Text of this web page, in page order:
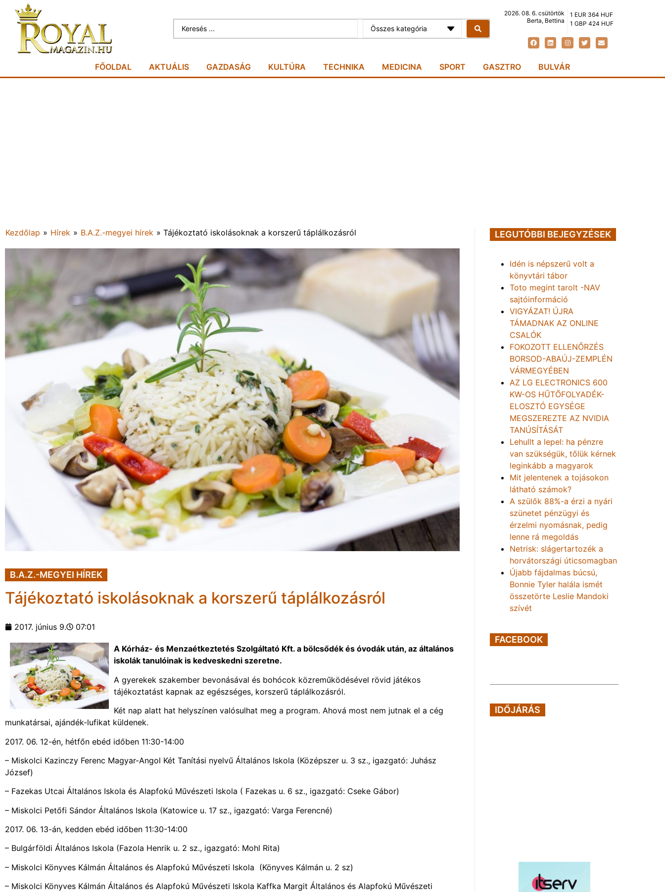
Összes kategória
2026. 08. 6. csütörtök
Berta, Bettina
1 EUR 364 HUF
1 GBP 424 HUF
FŐOLDAL AKTUÁLIS GAZDASÁG KULTÚRA TECHNIKA MEDICINA SPORT GASZTRO BULVÁR
Kezdőlap » Hírek » B.A.Z.-megyei hírek » Tájékoztató iskolásoknak a korszerű táplálkozásról
B.A.Z.-MEGYEI HÍREK
Tájékoztató iskolásoknak a korszerű táplálkozásról
2017. június 9. 07:01
A Kórház- és Menzaétkeztetés Szolgáltató Kft. a bölcsődék és óvodák után, az általános
iskolák tanulóinak is kedveskedni szeretne.
A gyerekek szakember bevonásával és bohócok közreműködésével rövid játékos
tájékoztatást kapnak az egészséges, korszerű táplálkozásról.
Két nap alatt hat helyszínen valósulhat meg a program. Ahová most nem jutnak el a cég
munkatársai, ajándék-lufikat küldenek.
2017. 06. 12-én, hétfőn ebéd időben 11:30-14:00
– Miskolci Kazinczy Ferenc Magyar-Angol Két Tanítási nyelvű Általános Iskola (Középszer u. 3 sz., igazgató: Juhász
József)
– Fazekas Utcai Általános Iskola és Alapfokú Művészeti Iskola ( Fazekas u. 6 sz., igazgató: Cseke Gábor)
– Miskolci Petőfi Sándor Általános Iskola (Katowice u. 17 sz., igazgató: Varga Ferencné)
2017. 06. 13-án, kedden ebéd időben 11:30-14:00
– Bulgárföldi Általános Iskola (Fazola Henrik u. 2 sz., igazgató: Mohl Rita)
– Miskolci Könyves Kálmán Általános és Alapfokú Művészeti Iskola (Könyves Kálmán u. 2 sz)
– Miskolci Könyves Kálmán Általános és Alapfokú Művészeti Iskola Kaffka Margit Általános és Alapfokú Művészeti
LEGUTÓBBI BEJEGYZÉSEK
Idén is népszerű volt a
könyvtári tábor
Toto megint tarolt -NAV
sajtóinformáció
VIGYÁZAT! ÚJRA
TÁMADNAK AZ ONLINE
CSALÓK
FOKOZOTT ELLENŐRZÉS
BORSOD-ABAÚJ-ZEMPLÉN
VÁRMEGYÉBEN
AZ LG ELECTRONICS 600
KW-OS HŰTŐFOLYADÉK-
ELOSZTÓ EGYSÉGE
MEGSZEREZTE AZ NVIDIA
TANÚSÍTÁSÁT
Lehullt a lepel: ha pénzre
van szükségük, tőlük kérnek
leginkább a magyarok
Mit jelentenek a tojásokon
látható számok?
A szülők 88%-a érzi a nyári
szünetet pénzügyi és
érzelmi nyomásnak, pedig
lenne rá megoldás
Netrisk: slágertartozék a
horvátországi úticsomagban
Újabb fájdalmas búcsú,
Bonnie Tyler halála ismét
összetörte Leslie Mandoki
szívét
FACEBOOK
IDŐJÁRÁS